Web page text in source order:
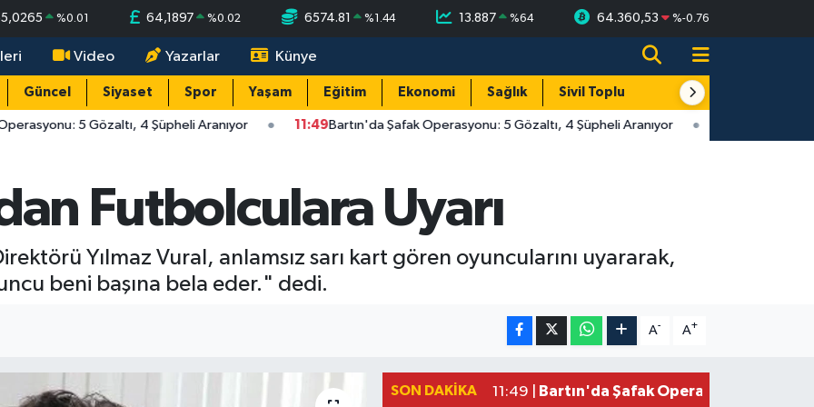
%0.01 64,1897 %0.02 6574.81 %1.44 13.887 %64 64.360,53 %-0.76
Video Yazarlar Künye
Güncel Siyaset Spor Yaşam Eğitim Ekonomi Sağlık Sivil Toplum Turizm
5 Gözaltı, 4 Şüpheli Aranıyor 11:49Bartın'da Şafak Operasyonu: 5 Gözaltı, 4 Şüpheli Aranıyor
Futbolculara Uyarı
Yılmaz Vural, anlamsız sarı kart gören oyuncularını uyararak,
beni başına bela eder." dedi.
A- A+
SON DAKIKA 11:49 | Bartın'da Şafak Operasyonu: 5